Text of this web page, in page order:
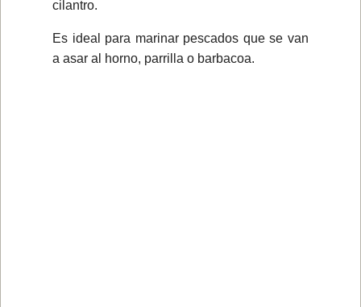
cilantro.
Es ideal para marinar pescados que se van
a asar al horno, parrilla o barbacoa.